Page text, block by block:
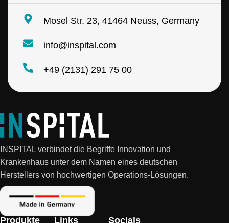
Mosel Str. 23, 41464 Neuss, Germany
info@inspital.com
+49 (2131) 291 75 00
INSPITAL verbindet die Begriffe Innovation und
Krankenhaus unter dem Namen eines deutschen
Herstellers von hochwertigen Operations-Lösungen.
Produkte Links Socials